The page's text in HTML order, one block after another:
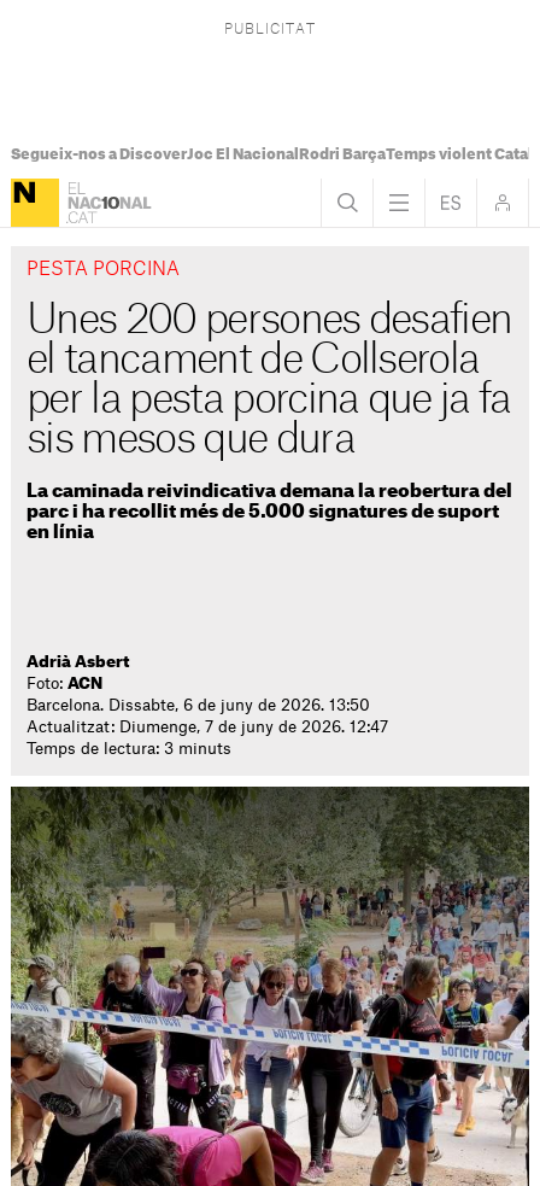
Segueix-nos a DiscoverJoc El Nacional Rodri BarçaTemps violent
PESTA PORCINA
Unes 200 persones desafien
el tancament de Collserola
per la pesta porcina que ja fa
sis mesos que dura
La caminada reivindicativa demana la reobertura del
parc i ha recollit més de 5.000 signatures de suport
en línia
Adrià Asbert
Foto:ACN
Barcelona. Dissabte, 6 de juny de 2026. 13:50
Actualitzat: Diumenge, 7 de juny de 2026. 12:47
Temps de lectura: 3 minuts